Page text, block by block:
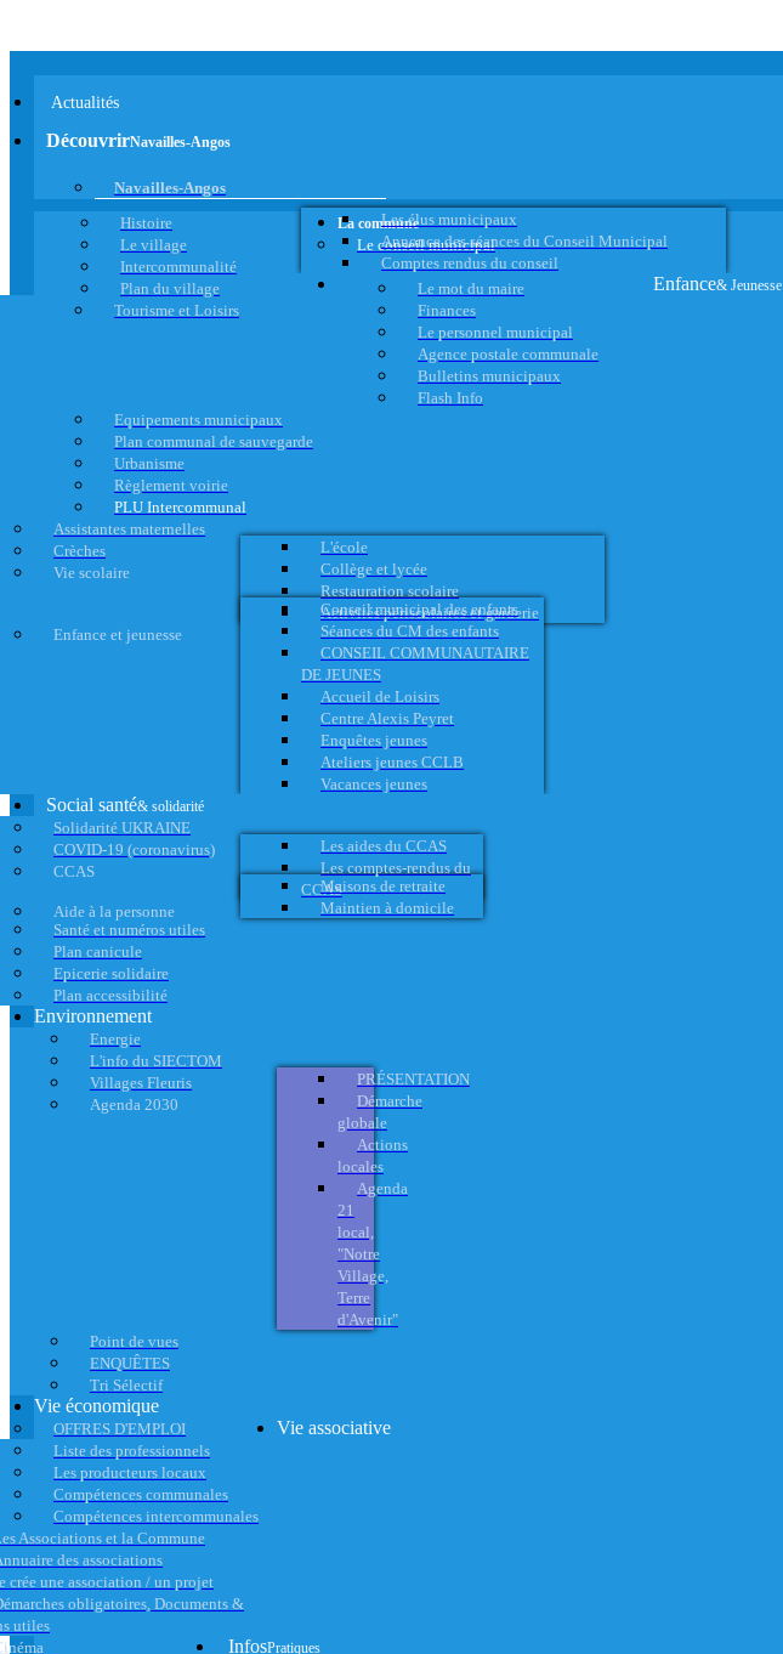
Actualités
DécouvrirNavailles-Angos
Navailles-Angos
Histoire
Le village
Intercommunalité
Plan du village
Tourisme et Loisirs
La commune
Le conseil municipal
Les élus municipaux
Annonce des séances du Conseil Municipal
Comptes rendus du conseil
Le mot du maire
Finances
Le personnel municipal
Agence postale communale
Bulletins municipaux
Flash Info
Equipements municipaux
Plan communal de sauvegarde
Urbanisme
Règlement voirie
PLU Intercommunal
Enfance& Jeunesse
Assistantes maternelles
Crèches
Vie scolaire
L'école
Collège et lycée
Restauration scolaire
Activités périscolaires et garderie
Enfance et jeunesse
Conseil municipal des enfants
Séances du CM des enfants
CONSEIL COMMUNAUTAIRE
DE JEUNES
Accueil de Loisirs
Centre Alexis Peyret
Enquêtes jeunes
Ateliers jeunes CCLB
Vacances jeunes
Social santé& solidarité
Solidarité UKRAINE
COVID-19 (coronavirus)
CCAS
Les aides du CCAS
Les comptes-rendus du
CCAS
Aide à la personne
Maisons de retraite
Maintien à domicile
Santé et numéros utiles
Plan canicule
Epicerie solidaire
Plan accessibilité
Environnement
Energie
L'info du SIECTOM
Villages Fleuris
Agenda 2030
PRÉSENTATION
Démarche
globale
Actions
locales
Agenda
21
local,
"Notre
Village,
Terre
d'Avenir"
Point de vues
ENQUÊTES
Tri Sélectif
Vie économique
OFFRES D'EMPLOI
Liste des professionnels
Les producteurs locaux
Compétences communales
Compétences intercommunales
Vie associative
Associations et la Commune
des associations
crée une association / un projet
obligatoires, Documents &
utiles
InfosPratiques